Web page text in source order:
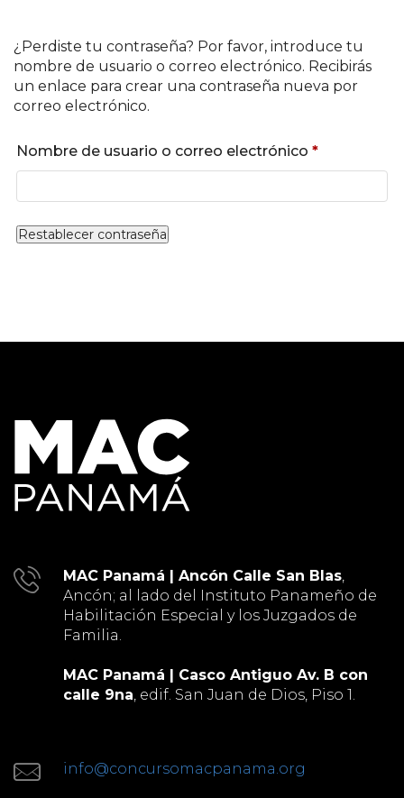
¿Perdiste tu contraseña? Por favor, introduce tu
nombre de usuario o correo electrónico. Recibirás
un enlace para crear una contraseña nueva por
correo electrónico.
Nombre de usuario o correo electrónico *Obligatorio
Restablecer contraseña
MAC Panamá | Ancón Calle San Blas,
Ancón; al lado del Instituto Panameño de
Habilitación Especial y los Juzgados de
Familia.
MAC Panamá | Casco Antiguo Av. B con
calle 9na, edif. San Juan de Dios, Piso 1.
info@concursomacpanama.org